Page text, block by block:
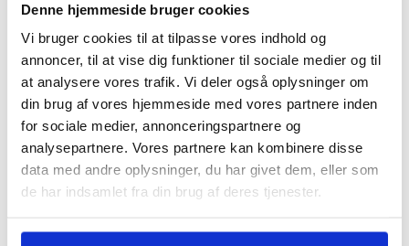
Denne hjemmeside bruger cookies
Vi bruger cookies til at tilpasse vores indhold og
annoncer, til at vise dig funktioner til sociale medier og til
at analysere vores trafik. Vi deler også oplysninger om
din brug af vores hjemmeside med vores partnere inden
for sociale medier, annonceringspartnere og
analysepartnere. Vores partnere kan kombinere disse
data med andre oplysninger, du har givet dem, eller som
de har indsamlet fra din brug af deres tjenester.
kunne jeg, lidt risikofrit, arbejde med at opbygge
virksomheder ved siden af, nu da indtjeningen var sikret.
Her var der igen en stejl læringskurve, med en masse
mislykkedes forsøg på at bygge en solid virksomhed.
I den ene virksomhed, som beskæftigede sig med sikkerhed,
blev jeg købt ind til at stå for sikkerheden for udekørende
personale. Dette udviklede sig med årene til den
vejen.